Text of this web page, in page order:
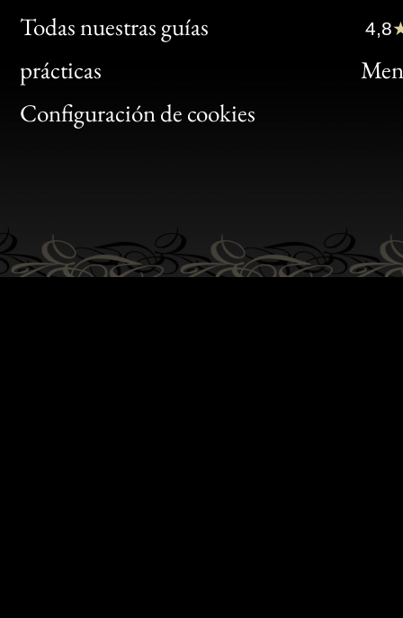
Todas nuestras guías
prácticas
Configuración de cookies
Clic
Bon
4,8